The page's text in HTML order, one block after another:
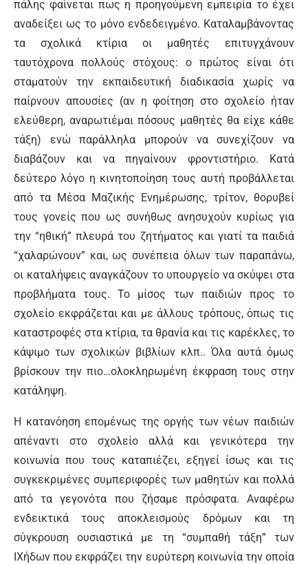
πάλης φαίνεται πως η προηγούμενη εμπειρία το έχει
αναδείξει ως το μόνο ενδεδειγμένο. Καταλαμβάνοντας
τα σχολικά κτίρια οι μαθητές επιτυγχάνουν
ταυτόχρονα πολλούς στόχους: ο πρώτος είναι ότι
σταματούν την εκπαιδευτική διαδικασία χωρίς να
παίρνουν απουσίες (αν η φοίτηση στο σχολείο ήταν
ελεύθερη, αναρωτιέμαι πόσους μαθητές θα είχε κάθε
τάξη) ενώ παράλληλα μπορούν να συνεχίζουν να
διαβάζουν και να πηγαίνουν φροντιστήριο. Κατά
δεύτερο λόγο η κινητοποίηση τους αυτή προβάλλεται
από τα Μέσα Μαζικής Ενημέρωσης, τρίτον, θορυβεί
τους γονείς που ως συνήθως ανησυχούν κυρίως για
την “ηθική” πλευρά του ζητήματος και γιατί τα παιδιά
“χαλαρώνουν” και, ως συνέπεια όλων των παραπάνω,
οι καταλήψεις αναγκάζουν το υπουργείο να σκύψει στα
προβλήματα τους. Το μίσος των παιδιών προς το
σχολείο εκφράζεται και με άλλους τρόπους, όπως τις
καταστροφές στα κτίρια, τα θρανία και τις καρέκλες, το
κάψιμο των σχολικών βιβλίων κλπ.. Όλα αυτά όμως
βρίσκουν την πιο…ολοκληρωμένη έκφραση τους στην
κατάληψη.
Η κατανόηση επομένως της οργής των νέων παιδιών
απέναντι στο σχολείο αλλά και γενικότερα την
κοινωνία που τους καταπιέζει, εξηγεί ίσως και τις
συγκεκριμένες συμπεριφορές των μαθητών και πολλά
από τα γεγονότα που ζήσαμε πρόσφατα. Αναφέρω
ενδεικτικά τους αποκλεισμούς δρόμων και τη
σύγκρουση ουσιαστικά με τη “συμπαθή τάξη” των
ΙΧήδων που εκφράζει την ευρύτερη κοινωνία την οποία